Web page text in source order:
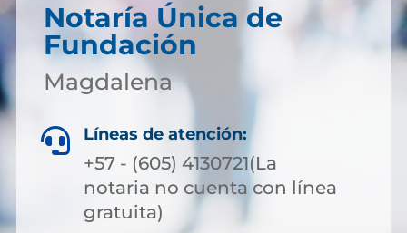
Notaría Única de
Fundación
Magdalena
 Líneas de atención:
+57 - (605) 4130721(La
notaria no cuenta con línea
gratuita)